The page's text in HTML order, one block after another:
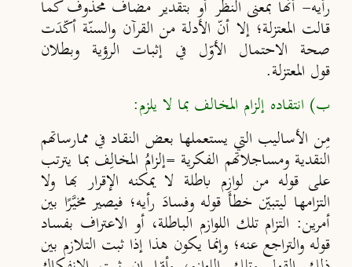
رأيه- أنها بمعنى النظر أو بتقدير مضاف محذوف كما
قالت المعتزلة؛ إلا أن الأدلة من القرآن والسنة أكدَت
صحة الاحتمال الأول في إثبات الرؤية وبطلان
قول المعتزلة.
ب) انتقاده إلزام المخالف بما لا يلزم:
مِن الأساليب التي يستعملها بعض النقاد في ممارساتهم
النقديةومساجلاتهم الفكرية =إلزامُ المخالِف بما يترتب
على قوله من لوازم باطلة لا يمكنه الإقرار بها ولا
التزامها ليتبين خطأَ قوله وفسادَ رأيه؛ فيصير مخيَرًا بين
أمرين: التزام تلك اللوازم الباطلة، أو الاعتراف بفساد
قوله والتراجع عنه؛ وإنما يكون هذا إذا ثبت التلازم بين